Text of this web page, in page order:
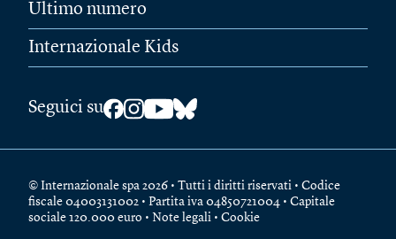
Ultimo numero
Internazionale Kids
Seguici su
© Internazionale spa 2026 • Tutti i diritti riservati • Codice
fiscale 04003131002 • Partita iva 04850721004 • Capitale
sociale 120.000 euro • Note legali • Cookie